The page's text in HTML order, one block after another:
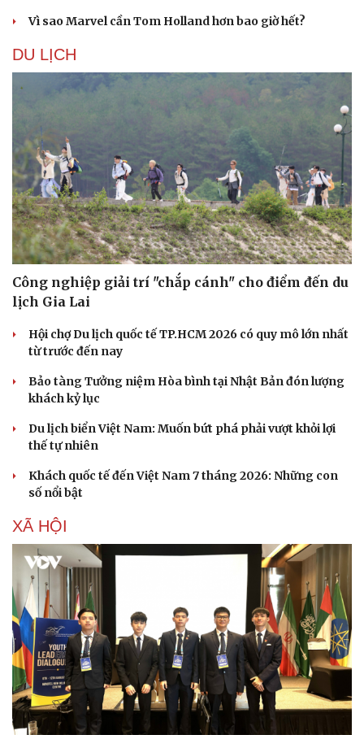
Ăn sạch sống khỏe
Vì sao Marvel cần Tom Holland hơn bao giờ hết?
DU LỊCH
Công nghiệp giải trí "chắp cánh" cho điểm đến du
lịch Gia Lai
Hội chợ Du lịch quốc tế TP.HCM 2026 có quy mô lớn nhất
từ trước đến nay
Bảo tàng Tưởng niệm Hòa bình tại Nhật Bản đón lượng
khách kỷ lục
Du lịch biển Việt Nam: Muốn bứt phá phải vượt khỏi lợi
thế tự nhiên
Khách quốc tế đến Việt Nam 7 tháng 2026: Những con
số nổi bật
XÃ HỘI